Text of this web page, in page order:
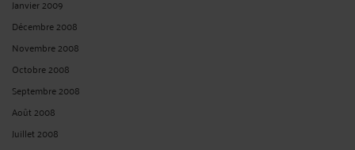
Février 2023
Décembre 2022
Novembre 2022
Octobre 2022
Septembre 2022
Août 2022
Juillet 2022